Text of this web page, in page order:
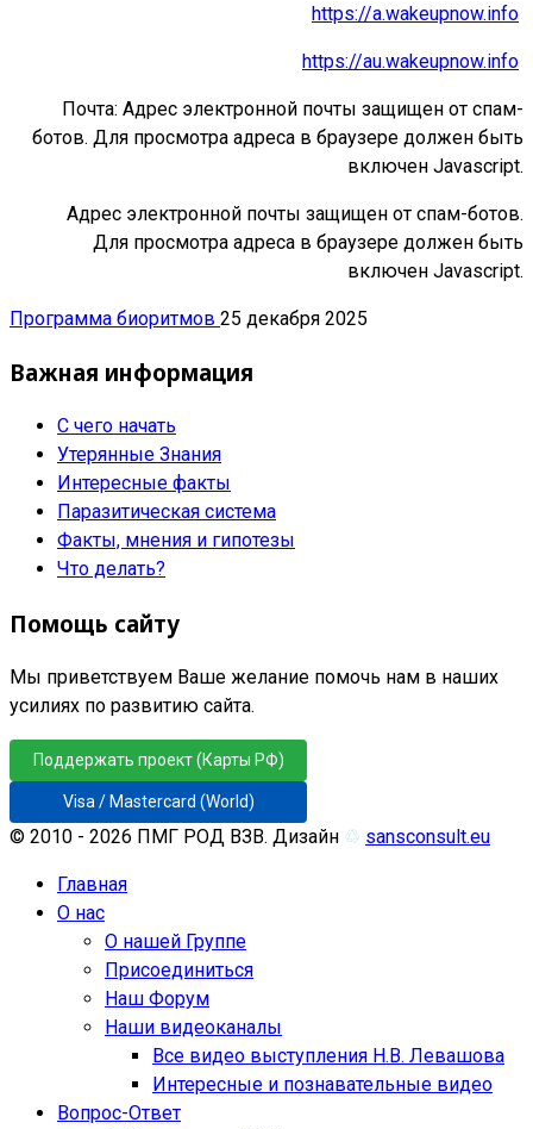
https://a.wakeupnow.info
https://au.wakeupnow.info
Почта: Адрес электронной почты защищен от спам-
ботов. Для просмотра адреса в браузере должен быть
включен Javascript.
Адрес электронной почты защищен от спам-ботов.
Для просмотра адреса в браузере должен быть
включен Javascript.
Программа биоритмов 25 декабря 2025
Важная информация
С чего начать
Утерянные Знания
Интересные факты
Паразитическая система
Факты, мнения и гипотезы
Что делать?
Помощь сайту
Мы приветствуем Ваше желание помочь нам в наших
усилиях по развитию сайта.
Поддержать проект (Карты РФ)
Visa / Mastercard (World)
© 2010 - 2026 ПМГ РОД ВЗВ. Дизайн ♲ sansconsult.eu
Главная
О нас
О нашей Группе
Присоединиться
Наш Форум
Наши видеоканалы
Все видео выступления Н.В. Левашова
Интересные и познавательные видео
Вопрос-Ответ